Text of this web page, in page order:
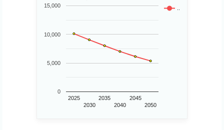
..
2025
2030
2035
2040
2045
2050
0
5,000
10,000
15,000